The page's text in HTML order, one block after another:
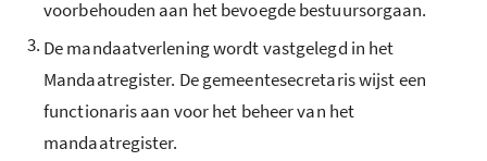
voorbehouden aan het bevoegde bestuursorgaan.
3. De mandaatverlening wordt vastgelegd in het
Mandaatregister. De gemeentesecretaris wijst een
functionaris aan voor het beheer van het
mandaatregister.